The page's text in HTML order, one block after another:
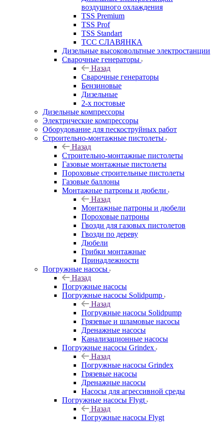
воздушного охлаждения
TSS Premium
TSS Prof
TSS Standart
ТСС СЛАВЯНКА
Дизельные высоковольтные электростанции
Сварочные генераторы
Назад
Сварочные генераторы
Бензиновые
Дизельные
2-х постовые
Дизельные компрессоры
Электрические компрессоры
Оборудование для пескоструйных работ
Строительно-монтажные пистолеты
Назад
Строительно-монтажные пистолеты
Газовые монтажные пистолеты
Пороховые строительные пистолеты
Газовые баллоны
Монтажные патроны и дюбели
Назад
Монтажные патроны и дюбели
Пороховые патроны
Гвозди для газовых пистолетов
Гвозди по дереву
Дюбели
Грибки монтажные
Принадлежности
Погружные насосы
Назад
Погружные насосы
Погружные насосы Solidpump
Назад
Погружные насосы Solidpump
Грязевые и шламовые насосы
Дренажные насосы
Канализационные насосы
Погружные насосы Grindex
Назад
Погружные насосы Grindex
Грязевые насосы
Дренажные насосы
Насосы для агрессивной среды
Погружные насосы Flygt
Назад
Погружные насосы Flygt